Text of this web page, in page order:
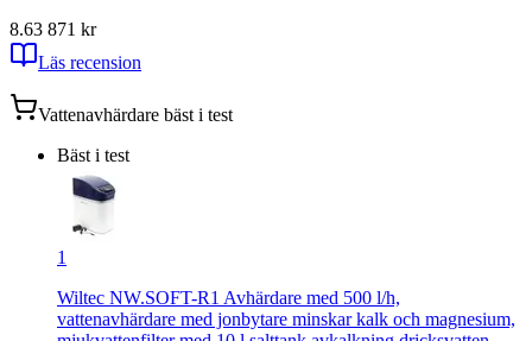
8.63 871 kr
Läs recension
Vattenavhärdare bäst i test
Bäst i test
1
Wiltec NW.SOFT-R1 Avhärdare med 500 l/h,
vattenavhärdare med jonbytare minskar kalk och magnesium,